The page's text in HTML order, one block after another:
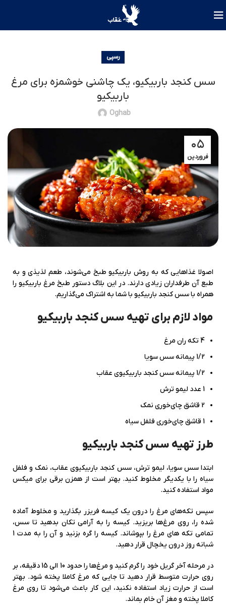
رسپی
سس کنجد باربیکیو، یک چاشنی خوشمزه برای مرغ
باربیکیو
Oghab
۰۵
فروردین
اصولا غذاهایی که به روش باربیکیو طبخ می‌شوند، طعم لذیذی و به
طبع آن طرفداران زیادی دارند. در این بلاگ دستور طبخ مرغ باربیکیو را
همراه با سس کنجد باربیکیو با شما به اشتراک می‌گذاریم.
مواد لازم براي تهيه سس کنجد باربيکيو
4 تکه ران مرغ
1/2 پیمانه سس سویا
1/2 پیمانه سس کنجد باربیکیوی عقاب
1 عدد لیمو ترش
2 قاشق چای‌خوری نمک
1 قاشق چای‌خوری فلفل سیاه
طرز تهیه سس کنجد باربيکيو
ابتدا سس سویا، لیمو ترش، سس کنجد باربیکیوی عقاب، نمک و فلفل
سیاه را با یکدیگر مخلوط کنید. بهتر است از همزن برقی برای میکس
مواد استفاده کنید.
سپس تکه‌های مرغ را درون یک کیسه فریزر بگذارید و مخلوط آماده
شده را، روی مرغ‌ها بریزید. کیسه را به آرامی تکان بدهید تا سس،
تمامی تکه های مرغ‌ را بپوشاند. کیسه را گره بزنید و آن را به مدت 1
شبانه روز درون یخچال قرار دهید.
در مرحله آخر گریل خود را گرم کنید و مرغ‌ها را حدود 10 الی 15 دقیقه، بر
روی حرارت متوسط قرار دهید تا جایی که مرغ کاملا پخته شود. بهتر
است از حرارت زیاد استفاده نکنید، این کار باعث می‌شود تا روی مرغ
کاملا پخته و مغز آن خام بماند.